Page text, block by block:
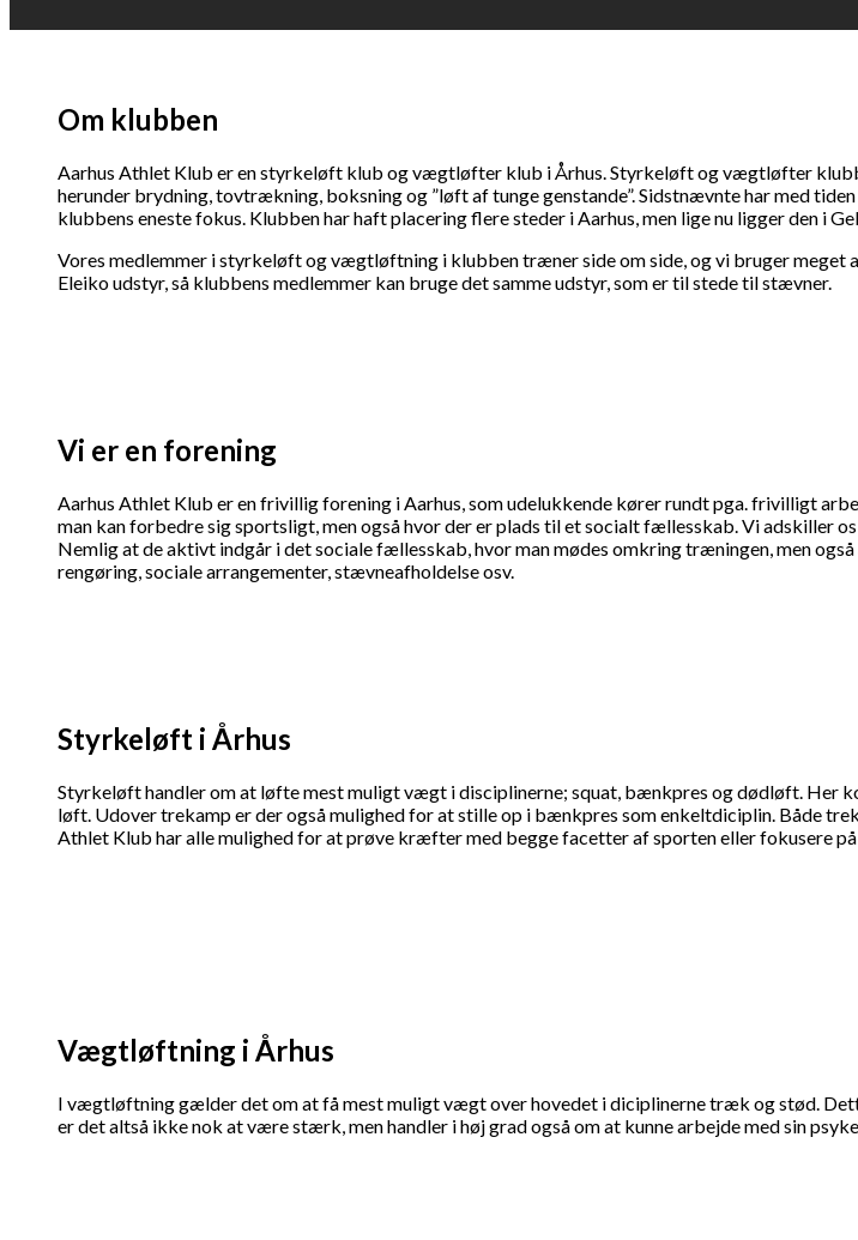
Om klubben
Aarhus Athlet Klub er en styrkeløft klub og vægtløfter klub i Århus. Styrkeløft og vægtløfter
herunder brydning, tovtrækning, boksning og ”løft af tunge genstande”. Sidstnævnte har med
klubbens eneste fokus. Klubben har haft placering flere steder i Aarhus, men lige nu ligger den i
Vores medlemmer i styrkeløft og vægtløftning i klubben træner side om side, og vi bruger meget
Eleiko udstyr, så klubbens medlemmer kan bruge det samme udstyr, som er til stede til stævner.
Vi er en forening
Aarhus Athlet Klub er en frivillig forening i Aarhus, som udelukkende kører rundt pga. frivilligt
man kan forbedre sig sportsligt, men også hvor der er plads til et socialt fællesskab. Vi adskiller
Nemlig at de aktivt indgår i det sociale fællesskab, hvor man mødes omkring træningen, men
rengøring, sociale arrangementer, stævneafholdelse osv.
Styrkeløft i Århus
Styrkeløft handler om at løfte mest muligt vægt i disciplinerne; squat, bænkpres og dødløft. Her
løft. Udover trekamp er der også mulighed for at stille op i bænkpres som enkeltdiciplin. Både
Athlet Klub har alle mulighed for at prøve kræfter med begge facetter af sporten eller fokusere
Vægtløftning i Århus
I vægtløftning gælder det om at få mest muligt vægt over hovedet i diciplinerne træk og stød.
er det altså ikke nok at være stærk, men handler i høj grad også om at kunne arbejde med sin